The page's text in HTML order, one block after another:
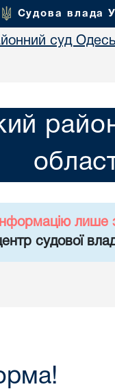
Судова влада
суд
лише
судової